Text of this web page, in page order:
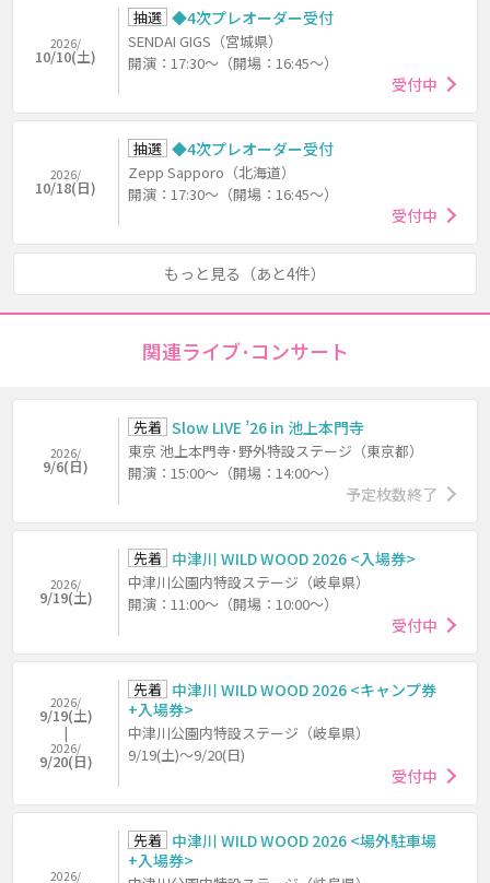
2026/
10/10(土)
抽選 ◆4次プレオーダー受付
SENDAI GIGS（宮城県）
開演：17:30～（開場：16:45～）
受付中
2026/
10/18(日)
抽選 ◆4次プレオーダー受付
Zepp Sapporo（北海道）
開演：17:30～（開場：16:45～）
受付中
もっと見る（あと4件）
関連ライブ･コンサート
2026/
9/6(日)
先着 Slow LIVE ’26 in 池上本門寺
東京 池上本門寺･野外特設ステージ（東京都）
開演：15:00～（開場：14:00～）
予定枚数終了
2026/
9/19(土)
先着 中津川 WILD WOOD 2026 <入場券>
中津川公園内特設ステージ（岐阜県）
開演：11:00～（開場：10:00～）
受付中
2026/
9/19(土)
2026/
9/20(日)
先着 中津川 WILD WOOD 2026 <キャンプ券
+入場券>
中津川公園内特設ステージ（岐阜県）
9/19(土)～9/20(日)
受付中
2026/
先着 中津川 WILD WOOD 2026 <場外駐車場
+入場券>